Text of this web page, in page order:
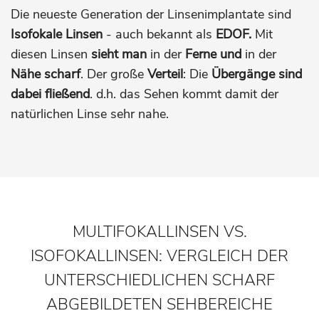
Die neueste Generation der Linsenimplantate sind
Isofokale Linsen - auch bekannt als EDOF. Mit
diesen Linsen sieht man in derFerne und in der
Nähe scharf. Der große Verteil: Die Übergänge sind
dabei fließend. d.h. das Sehen kommt damit der
natürlichen Linse sehr nahe.
MULTIFOKALLINSEN VS.
ISOFOKALLINSEN: VERGLEICH DER
UNTERSCHIEDLICHEN SCHARF
ABGEBILDETEN SEHBEREICHE